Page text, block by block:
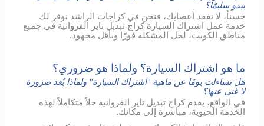
يبدو سليمًا؟
حسناُ، لا تفقد أعصابك، فنحن في كراجات الراشد نوفر لك
خدمة عمل اشتراك السيارة كراج تبديل تاير الفروانية في جميع
مناطق الكويت، لحل المشكلة فورًا وبأقل مجهود.
ما هو اشتراك السيارة؟ ولماذا هو ضروري؟
هل تساءلت يومًا عن ماهية "اشتراك السيارة" ولماذا يُعد ضرورة
لا غنى عنها؟
في الواقع، يقدم كراج تبديل تاير الفروانية حلاً متكاملاً لهذه
الخدمة الحيوية، مباشرة إلى مكانك.